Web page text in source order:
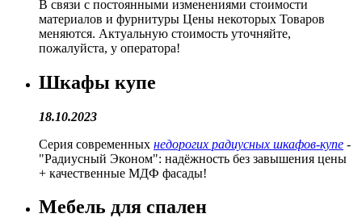
В связи с постоянными изменениями стоимости
материалов и фурнитуры Цены некоторых Товаров
меняются. Актуальную стоимость уточняйте,
пожалуйста, у оператора!
Шкафы купе
18.10.2023
Серия современных недорогих радиусных шкафов-купе -
"Радиусный Эконом": надёжность без завышения цены
+ качественные МДФ фасады!
Мебель для спален